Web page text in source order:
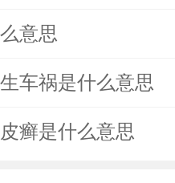
意思
车祸是什么意思
癣是什么意思